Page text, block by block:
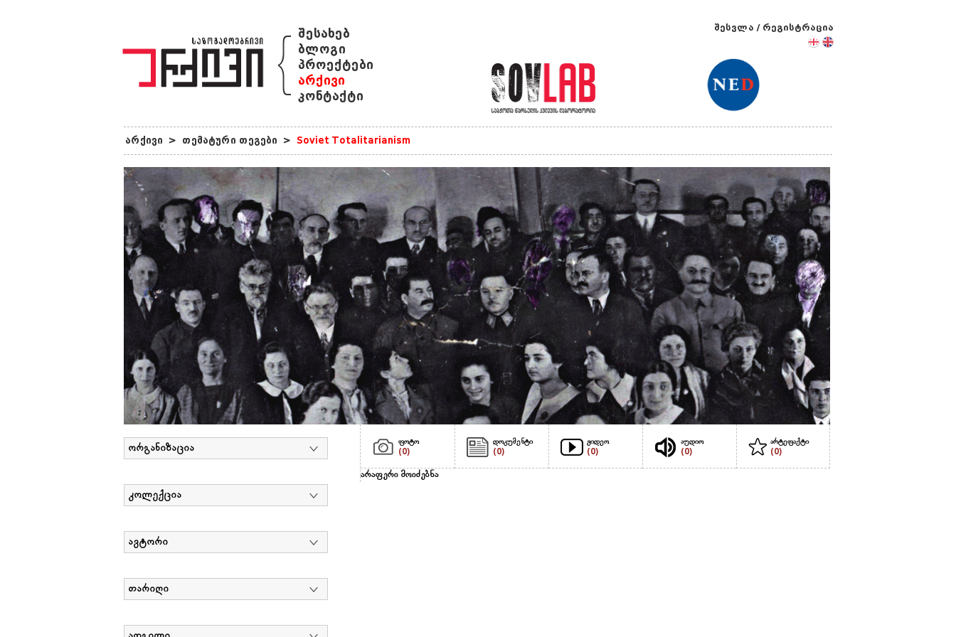
{ შესახებ
ბლოგი
პროექტები
არქივი
კონტაქტი
შესვლა / რეგისტრაცია
არქივი > თემატური თეგები > Soviet Totalitarianism
ორგანიზაცია
კოლექცია
ავტორი
თარიღი
ფოტო
(0)
დოკუმენტი
(0)
ვიდეო
(0)
აუდიო
(0)
არტეფაქტი
(0)
არაფერი მოიძებნა